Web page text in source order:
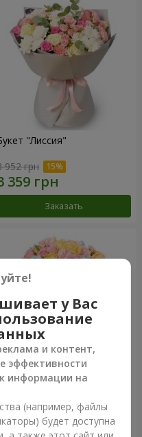
"Лиссия"
952 грн
Заказать
Букет "Нежность рассвета"
532 грн
у Вас
и контент,
эффективности
информации на
(например, файлы
будет доступна